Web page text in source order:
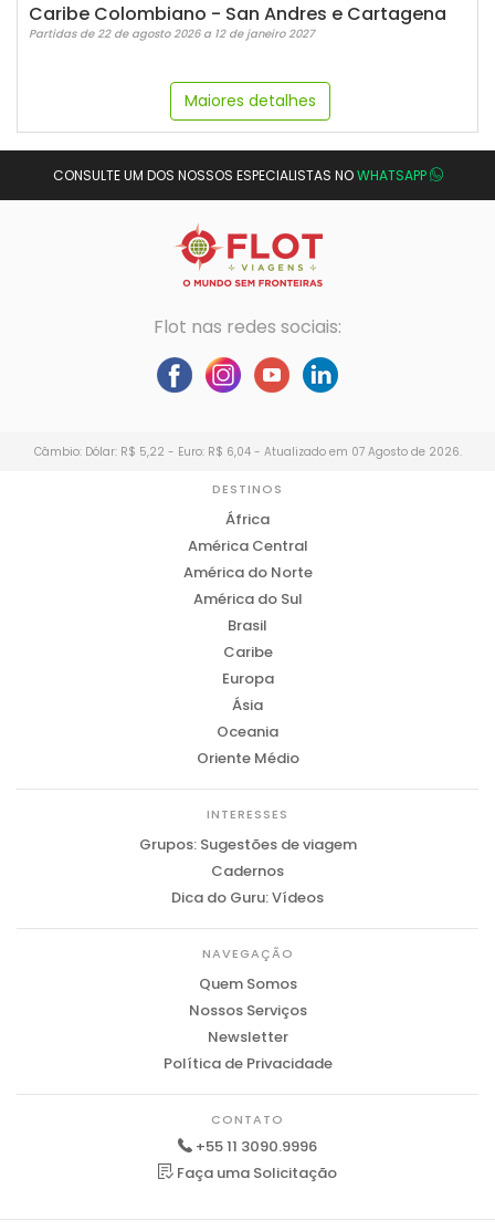
Caribe Colombiano - San Andres e Cartagena
Partidas de 22 de agosto 2026 a 12 de janeiro 2027
Maiores detalhes
CONSULTE UM DOS NOSSOS ESPECIALISTAS NOWHATSAPP
Flot nas redes sociais:
Câmbio: Dólar: R$ 5,22 - Euro: R$ 6,04 - Atualizado em 07 Agosto de 2026.
DESTINOS
África
América Central
América do Norte
América do Sul
Brasil
Caribe
Europa
Ásia
Oceania
Oriente Médio
INTERESSES
Grupos: Sugestões de viagem
Cadernos
Dica do Guru: Vídeos
NAVEGAÇÃO
Quem Somos
Nossos Serviços
Newsletter
Política de Privacidade
CONTATO
+55 11 3090.9996
Faça uma Solicitação